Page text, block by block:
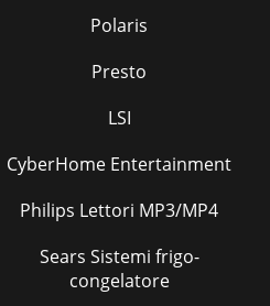
Polaris
Presto
LSI
CyberHome Entertainment
Philips Lettori MP3/MP4
Sears Sistemi frigo-
congelatore